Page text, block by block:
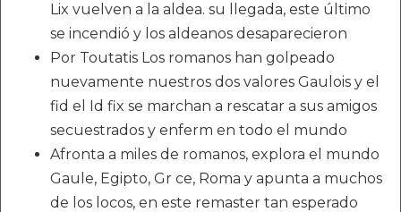
Lix vuelven a la aldea. su llegada, este último
se incendió y los aldeanos desaparecieron
Por Toutatis Los romanos han golpeado
nuevamente nuestros dos valores Gaulois y el
fid el Id fix se marchan a rescatar a sus amigos
secuestrados y enferm en todo el mundo
Afronta a miles de romanos, explora el mundo
Gaule, Egipto, Gr ce, Roma y apunta a muchos
de los locos, en este remaster tan esperado